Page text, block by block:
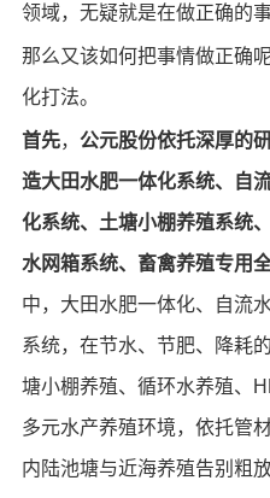
领域，无疑就是在做正确的事
那么又该如何把事情做正确
化打法。
首先， 公元股份依托深厚的
造大田水肥一体化系统、自
化系统、 土塘小棚养殖系统
水网箱系统、 畜禽养殖专用
中，大田水肥一体化、自流
系统，在节水、节肥、降耗
塘小棚养殖、循环水养殖、
多元水产养殖环境，依托管
内陆池塘与近海养殖告别粗